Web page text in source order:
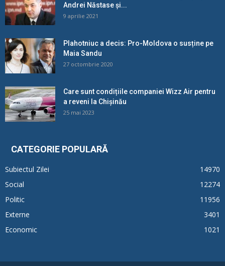
Andrei Năstase și...
9 aprilie 2021
Plahotniuc a decis: Pro-Moldova o susține pe
Maia Sandu
27 octombrie 2020
Care sunt condițiile companiei Wizz Air pentru
a reveni la Chișinău
25 mai 2023
CATEGORIE POPULARĂ
Subiectul Zilei
14970
Social
12274
Politic
11956
Externe
3401
Economic
1021